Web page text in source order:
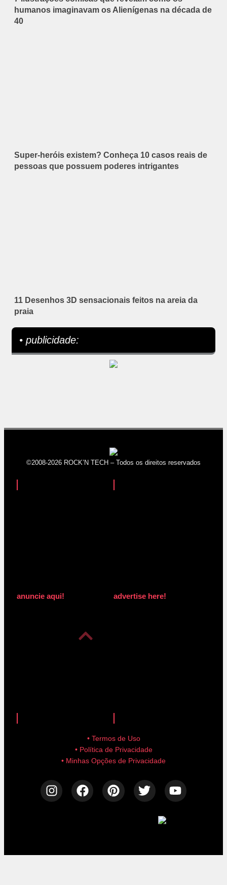
humanos imaginavam os Alienígenas na década de
40
Super-heróis existem? Conheça 10 casos reais de
pessoas que possuem poderes intrigantes
11 Desenhos 3D sensacionais feitos na areia da
praia
• publicidade:
©2008-2026 ROCK’N TECH – Todos os direitos reservados
anuncie aqui! advertise here!
• Termos de Uso
• Política de Privacidade
• Minhas Opções de Privacidade